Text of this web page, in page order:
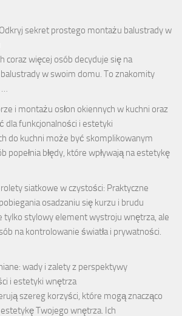
sekret prostego montażu balustrady w
coraz więcej osób decyduje się na
w swoim domu. To znakomity
…
i montażu osłon okiennych w kuchni oraz
dla funkcjonalności i estetyki
do kuchni może być skomplikowanym
popełnia błędy, które wpływają na estetykę
siatkowe w czystości: Praktyczne
osadzaniu się kurzu i brudu
tylko stylowy element wystroju wnętrza, ale
na kontrolowanie światła i prywatności.
wady i zalety z perspektywy
i estetyki wnętrza
szereg korzyści, które mogą znacząco
Twojego wnętrza. Ich